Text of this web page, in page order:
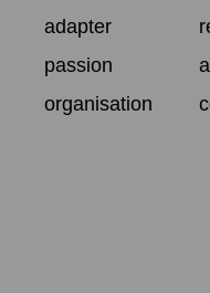
adapter
passion
organisation